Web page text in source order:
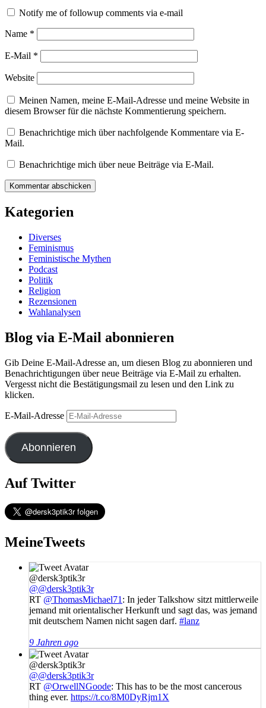
Notify me of followup comments via e-mail
Name *
E-Mail *
Website
Meinen Namen, meine E-Mail-Adresse und meine Website in
diesem Browser für die nächste Kommentierung speichern.
Benachrichtige mich über nachfolgende Kommentare via E-
Mail.
Benachrichtige mich über neue Beiträge via E-Mail.
Kategorien
Diverses
Feminismus
Feministische Mythen
Podcast
Politik
Religion
Rezensionen
Wahlanalysen
Blog via E-Mail abonnieren
Gib Deine E-Mail-Adresse an, um diesen Blog zu abonnieren und
Benachrichtigungen über neue Beiträge via E-Mail zu erhalten.
Vergesst nicht die Bestätigungsmail zu lesen und den Link zu
klicken.
E-Mail-Adresse
Abonnieren
Auf Twitter
MeineTweets
@dersk3ptik3r
@@dersk3ptik3r
RT @ThomasMichael71: In jeder Talkshow sitzt mittlerweile
jemand mit orientalischer Herkunft und sagt das, was jemand
mit deutschem Namen nicht sagen darf. #lanz
9 Jahren ago
@dersk3ptik3r
@@dersk3ptik3r
RT @OrwellNGoode: This has to be the most cancerous
thing ever. https://t.co/8M0DyRjm1X